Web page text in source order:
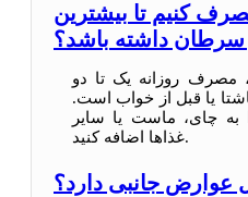
کنیم تا بیشترین
سرطان داشته باشد؟
روزانه یک تا دو
یا قبل از خواب است.
به چای، ماست یا سایر
غذاها اضافه کنید.
جانبی دارد؟